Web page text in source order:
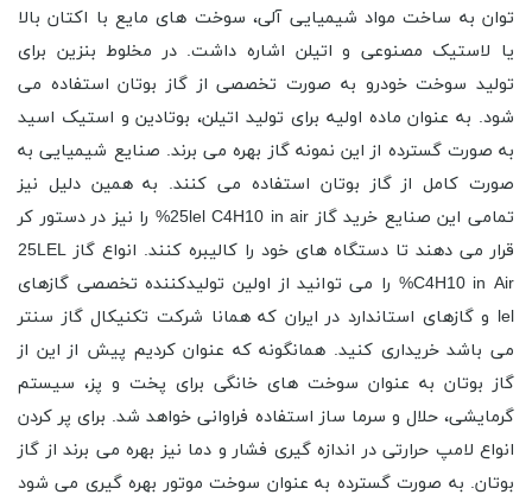
‌توان به ساخت مواد شیمیایی آلی، سوخت ‌های مایع با اکتان بالا
یا لاستیک مصنوعی و اتیلن اشاره داشت. در مخلوط بنزین برای
تولید سوخت خودرو به صورت تخصصی از گاز بوتان استفاده می
شود. به عنوان ماده اولیه برای تولید اتیلن، بوتادین و استیک اسید
به صورت گسترده از این نمونه گاز بهره می برند. صنایع شیمیایی به
صورت کامل از گاز بوتان استفاده می کنند. به همین دلیل نیز
تمامی این صنایع خرید گاز 25lel C4H10 in air% را نیز در دستور کر
قرار می دهند تا دستگاه های خود را کالیبره کنند. انواع گاز 25LEL
C4H10 in Air% را می توانید از اولین تولیدکننده تخصصی گازهای
lel و گازهای استاندارد در ایران که همانا شرکت تکنیکال گاز سنتر
می باشد خریداری کنید. همانگونه که عنوان کردیم پیش از این از
گاز بوتان به عنوان سوخت های خانگی برای پخت و پز، سیستم
گرمایشی، حلال و سرما ساز استفاده فراوانی خواهد شد. برای پر کردن
انواع لامپ حرارتی در اندازه گیری فشار و دما نیز بهره می برند از گاز
بوتان. به صورت گسترده به عنوان سوخت موتور بهره گیری می شود